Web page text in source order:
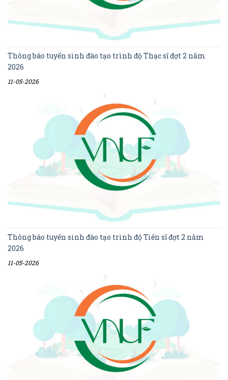
Thông báo tuyển sinh đào tạo trình độ Thạc sĩ đợt 2 năm
2026
11-05-2026
Thông báo tuyển sinh đào tạo trình độ Tiến sĩ đợt 2 năm
2026
11-05-2026